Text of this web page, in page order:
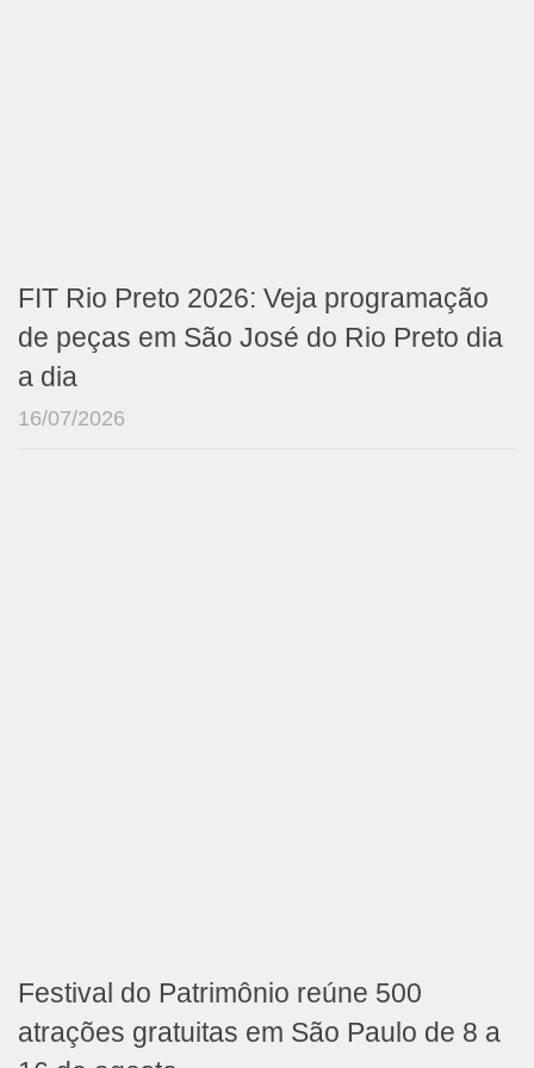
FIT Rio Preto 2026: Veja programação
de peças em São José do Rio Preto dia
a dia
16/07/2026
Festival do Patrimônio reúne 500
atrações gratuitas em São Paulo de 8 a